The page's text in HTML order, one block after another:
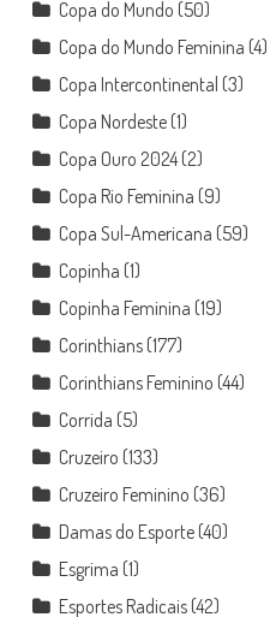
Copa do Mundo (50)
Copa do Mundo Feminina (4)
Copa Intercontinental (3)
Copa Nordeste(1)
Copa Ouro 2024(2)
Copa Rio Feminina (9)
Copa Sul-Americana (59)
Copinha (1)
Copinha Feminina (19)
Corinthians(177)
Corinthians Feminino (44)
Corrida (5)
Cruzeiro (133)
Cruzeiro Feminino (36)
Damas do Esporte(40)
Esgrima (1)
Esportes Radicais(42)